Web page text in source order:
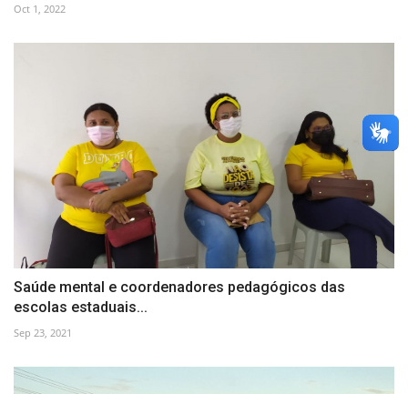
Oct 1, 2022
Saúde mental e coordenadores pedagógicos das
escolas estaduais...
Sep 23, 2021